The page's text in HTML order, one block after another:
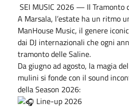
SEI MUSIC 2026 — Il Tramonto
A Marsala, l’estate ha un ritmo
ManHouse Music, il genere
dai DJ internazionali che ogni
tramonto delle Saline.
Da giugno ad agosto, la magia
mulini si fonde con il sound
della Season 2026:
Line-up 2026